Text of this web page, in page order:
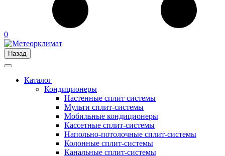
0
Назад
Каталог
Кондиционеры
Настенные сплит системы
Мульти сплит-системы
Мобильные кондиционеры
Кассетные сплит-системы
Напольно-потолочные сплит-системы
Колонные сплит-системы
Канальные сплит-системы